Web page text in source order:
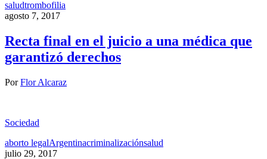
saludtrombofilia
agosto 7, 2017
Recta final en el juicio a una médica que
garantizó derechos
PorFlor Alcaraz
Sociedad
aborto legalArgentinacriminalizaciónsalud
julio 29, 2017